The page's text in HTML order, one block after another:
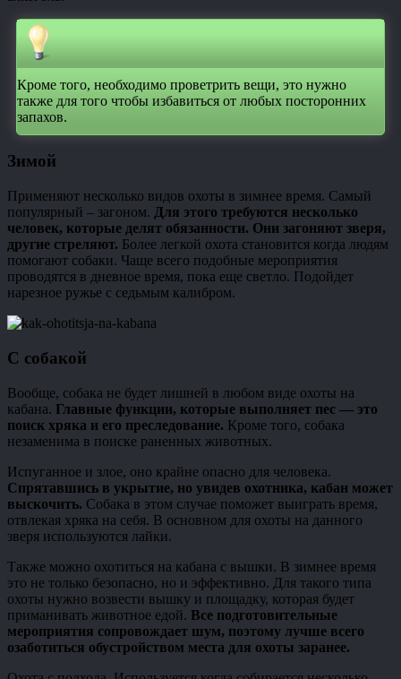
Кроме того, необходимо проветрить вещи, это нужно
также для того чтобы избавиться от любых посторонних
запахов.
Зимой
Применяют несколько видов охоты в зимнее время. Самый
популярный – загоном. Для этого требуются несколько
человек, которые делят обязанности. Они загоняют зверя,
другие стреляют. Более легкой охота становится когда людям
помогают собаки. Чаще всего подобные мероприятия
проводятся в дневное время, пока еще светло. Подойдет
нарезное ружье с седьмым калибром.
С собакой
Вообще, собака не будет лишней в любом виде охоты на
кабана. Главные функции, которые выполняет пес — это
поиск хряка и его преследование. Кроме того, собака
незаменима в поиске раненных животных.
Испуганное и злое, оно крайне опасно для человека.
Спрятавшись в укрытие, но увидев охотника, кабан может
выскочить. Собака в этом случае поможет выиграть время,
отвлекая хряка на себя. В основном для охоты на данного
зверя используются лайки.
Также можно охотиться на кабана с вышки. В зимнее время
это не только безопасно, но и эффективно. Для такого типа
охоты нужно возвести вышку и площадку, которая будет
приманивать животное едой. Все подготовительные
мероприятия сопровождает шум, поэтому лучше всего
озаботиться обустройством места для охоты заранее.